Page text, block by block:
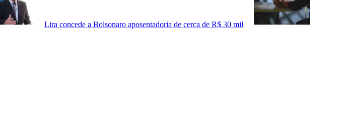
Lira concede a Bolsonaro aposentadoria de cerca de R$ 30 mil